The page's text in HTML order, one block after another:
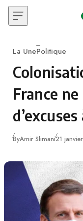
Skip to content
Category
La UnePolitique
France
ByAmir Slimani21